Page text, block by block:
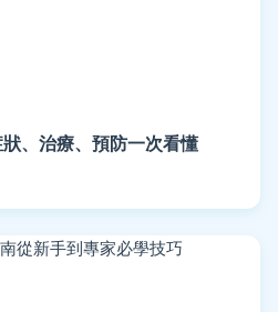
、治療、預防一次看懂